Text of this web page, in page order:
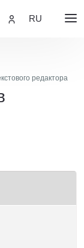
RU
редактора